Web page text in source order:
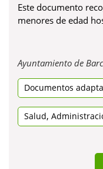
Este documento
menores de edad
Ayuntamiento de
Documentos
Salud,